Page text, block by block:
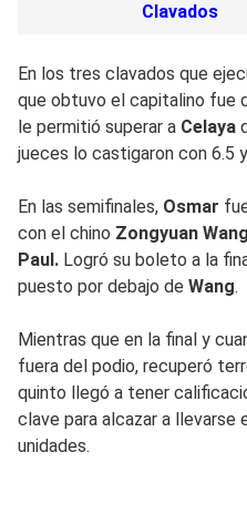
Clavados
En los tres clavados que
que obtuvo el capitalino fue
le permitió superar a Celaya
jueces lo castigaron con 6.5
En las semifinales, Osmar
con el chino Zongyuan
Paul. Logró su boleto a la
puesto por debajo de Wang.
Mientras que en la final y
fuera del podio, recuperó
quinto llegó a tener
clave para alcazar a llevarse
unidades.